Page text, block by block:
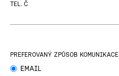
TEL. Č
PREFEROVANÝ ZPŮSOB KOMUNIKACE
EMAIL